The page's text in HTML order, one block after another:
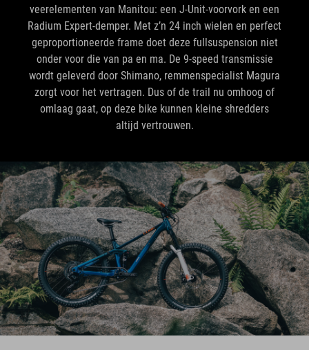
veerelementen van Manitou: een J-Unit-voorvork en een
Radium Expert-demper. Met z’n 24 inch wielen en perfect
geproportioneerde frame doet deze fullsuspension niet
onder voor die van pa en ma. De 9-speed transmissie
wordt geleverd door Shimano, remmenspecialist Magura
zorgt voor het vertragen. Dus of de trail nu omhoog of
omlaag gaat, op deze bike kunnen kleine shredders
altijd vertrouwen.